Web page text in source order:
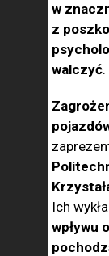
w
z
walczyć.
Ich
wpływu